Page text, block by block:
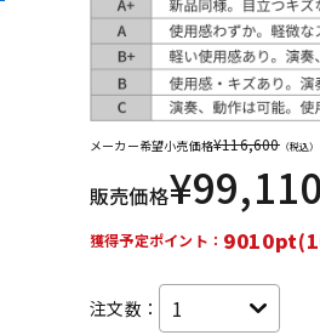
レコーディン
グ機器
メーカー希望小売価格¥116,600（税込）
販売価格¥99,110
獲得予定ポイント：
注文数：